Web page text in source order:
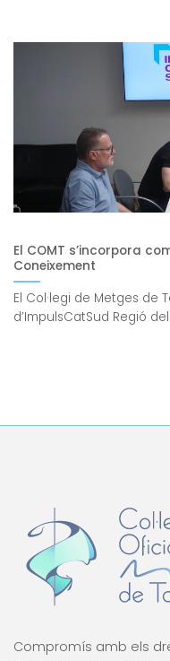
El COMT s’incorpora
Coneixement
El Col·legi de Metges
d’ImpulsCatSud Regió
Compromís amb els